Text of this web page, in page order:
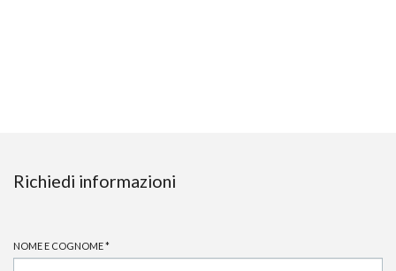
Richiedi informazioni
NOME E COGNOME*